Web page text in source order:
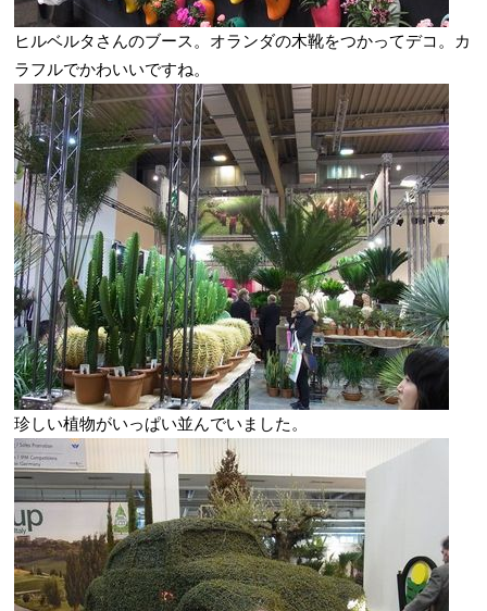
ヒルベルタさんのブース。オランダの木靴をつかってデコ。カ
ラフルでかわいいですね。
珍しい植物がいっぱい並んでいました。